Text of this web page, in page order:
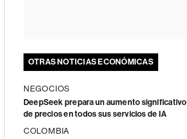
OTRAS NOTICIAS ECONÓMICAS
NEGOCIOS
DeepSeek prepara un aumento significativo
de precios en todos sus servicios de IA
COLOMBIA